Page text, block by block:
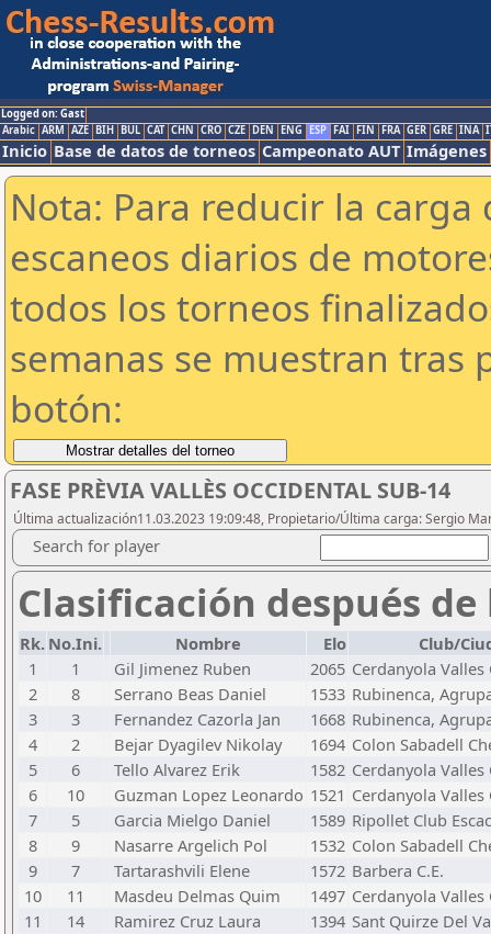
Logged on: Gast
Arabic ARM AZE BIH BUL CAT CHN CRO CZE DEN ENG ESP FAI FIN FRA GER GRE INA
Inicio Base de datos de torneos Campeonato AUT Imágenes
Nota: Para reducir la
escaneos diarios de
todos los torneos
semanas se muestran tras
botón:
FASE PRÈVIA VALLÈS OCCIDENTAL SUB-14
Última actualización11.03.2023 19:09:48, Propietario/Última carga: Sergio
Search for player
Clasificación después
Rk. No.Ini. Nombre Elo
Club/
1
1 Gil Jimenez Ruben 2065 Cerdanyola Valles
2
8 Serrano Beas Daniel 1533 Rubinenca,
3
3 Fernandez Cazorla Jan 1668 Rubinenca,
4
2 Bejar Dyagilev Nikolay 1694 Colon Sabadell
5
6 Tello Alvarez Erik 1582 Cerdanyola Valles
6
10 Guzman Lopez Leonardo 1521 Cerdanyola Valles
7
5 Garcia Mielgo Daniel 1589 Ripollet Club
8
9 Nasarre Argelich Pol 1532 Colon Sabadell
9
7 Tartarashvili Elene 1572 Barbera C.E.
10
11 Masdeu Delmas Quim 1497 Cerdanyola Valles
11
14 Ramirez Cruz Laura 1394 Sant Quirze Del